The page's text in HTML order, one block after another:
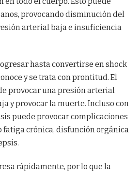
provocando disminución del
arterial baja e insuficiencia
hasta convertirse en shock
y se trata con prontitud. El
provocar una presión arterial
y provocar la muerte. Incluso con
puede provocar complicaciones
fatiga crónica, disfunción orgánica
rápidamente, por lo que la